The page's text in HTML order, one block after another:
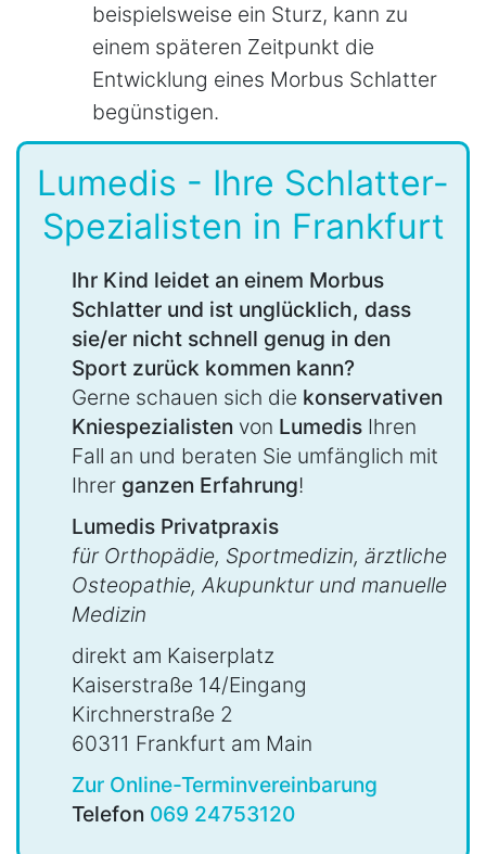
beispielsweise ein Sturz, kann zu
einem späteren Zeitpunkt die
Entwicklung eines Morbus Schlatter
begünstigen.
Lumedis - Ihre Schlatter-
Spezialisten in Frankfurt
Ihr Kind leidet an einem Morbus
Schlatter und ist unglücklich, dass
sie/er nicht schnell genug in den
Sport zurück kommen kann?
Gerne schauen sich die konservativen
Kniespezialisten von Lumedis Ihren
Fall an und beraten Sie umfänglich mit
Ihrer ganzen Erfahrung!
Lumedis Privatpraxis
für Orthopädie, Sportmedizin, ärztliche
Osteopathie, Akupunktur und manuelle
Medizin
direkt am Kaiserplatz
Kaiserstraße 14/Eingang
Kirchnerstraße 2
60311 Frankfurt am Main
Zur Online-Terminvereinbarung
Telefon 069 24753120